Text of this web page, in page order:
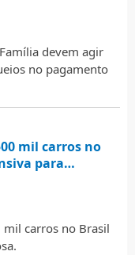
devem agir
no pagamento
mil carros no
para
carros no Brasil